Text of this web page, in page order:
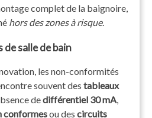
complet de la baignoire,
hors des zones à risque.
salle de bain
les non-conformités
souvent des tableaux
dedifférentiel 30 mA,
conformesou des circuits